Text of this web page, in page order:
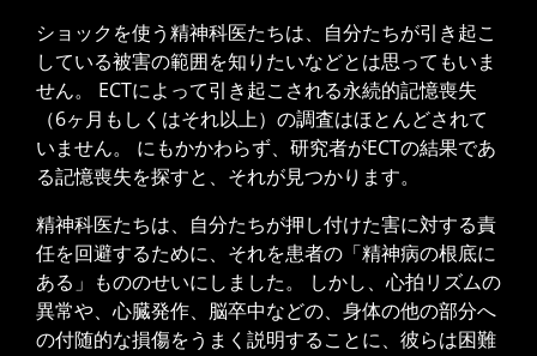
ショックを使う精神科医たちは、自分たちが引き起こ
している被害の範囲を知りたいなどとは思ってもいま
せん。 ECTによって引き起こされる永続的記憶喪失
（6ヶ月もしくはそれ以上）の調査はほとんどされて
いません。 にもかかわらず、研究者がECTの結果であ
る記憶喪失を探すと、それが見つかります。
精神科医たちは、自分たちが押し付けた害に対する責
任を回避するために、それを患者の「精神病の根底に
ある」もののせいにしました。 しかし、心拍リズムの
異常や、心臓発作、脳卒中などの、身体の他の部分へ
の付随的な損傷をうまく説明することに、彼らは困難